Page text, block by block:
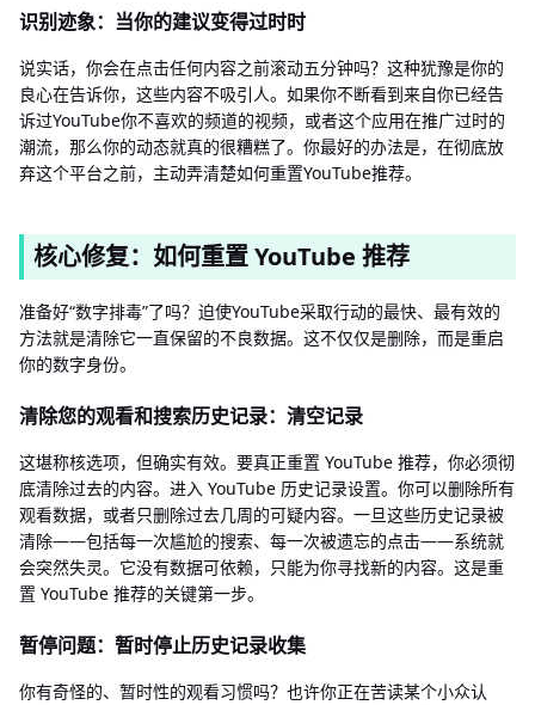
识别迹象：当你的建议变得过时时
说实话，你会在点击任何内容之前滚动五分钟吗？这种犹豫是你的
良心在告诉你，这些内容不吸引人。如果你不断看到来自你已经告
诉过YouTube你不喜欢的频道的视频，或者这个应用在推广过时的
潮流，那么你的动态就真的很糟糕了。你最好的办法是，在彻底放
弃这个平台之前，主动弄清楚如何重置YouTube推荐。
核心修复：如何重置 YouTube 推荐
准备好“数字排毒”了吗？迫使YouTube采取行动的最快、最有效的
方法就是清除它一直保留的不良数据。这不仅仅是删除，而是重启
你的数字身份。
清除您的观看和搜索历史记录：清空记录
这堪称核选项，但确实有效。要真正重置 YouTube 推荐，你必须彻
底清除过去的内容。进入 YouTube 历史记录设置。你可以删除所有
观看数据，或者只删除过去几周的可疑内容。一旦这些历史记录被
清除——包括每一次尴尬的搜索、每一次被遗忘的点击——系统就
会突然失灵。它没有数据可依赖，只能为你寻找新的内容。这是重
置 YouTube 推荐的关键第一步。
暂停问题：暂时停止历史记录收集
你有奇怪的、暂时性的观看习惯吗？也许你正在苦读某个小众认